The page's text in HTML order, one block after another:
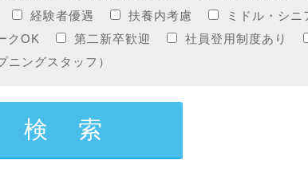
経験者優遇 扶養内考慮
ミドル・シニ
クOK 第二新卒歓迎 社員登用制度あり
ニングスタッフ）